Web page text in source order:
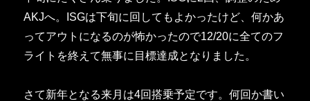
AKJへ。ISGは下旬に回してもよかったけど、何かあ
ってアウトになるのが怖かったので12/20に全てのフ
ライトを終えて無事に目標達成となりました。
さて新年となる来月は4回搭乗予定です。何回か書い